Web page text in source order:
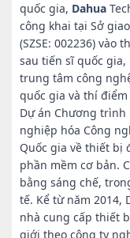
quốc gia, Dahua
công khai tại Sở
(SZSE: 002236) vào
sau tiến sĩ quốc gia,
trung tâm công
quốc gia và thí
Dự án Chương trình
nghiệp hóa Công
Quốc gia về thiết bị
phần mềm cơ bản.
bằng sáng chế,
tế. Kể từ năm 2014,
nhà cung cấp thiết
giới theo công ty